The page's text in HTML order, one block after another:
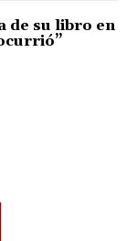
de su libro en